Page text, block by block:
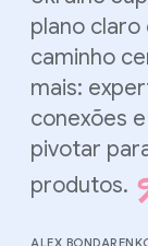
plano
caminho
mais:
conexões
pivotar
produtos.
ALEX